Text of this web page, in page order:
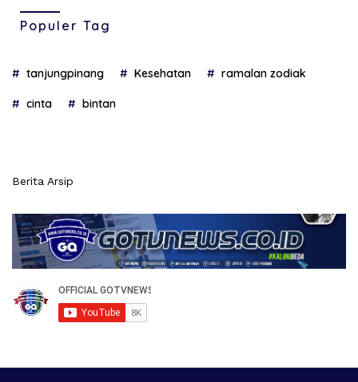
Populer Tag
tanjungpinang Kesehatan ramalan zodiak
cinta bintan
Berita Arsip